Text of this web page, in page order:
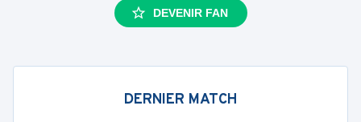
DEVENIR FAN
DERNIER MATCH